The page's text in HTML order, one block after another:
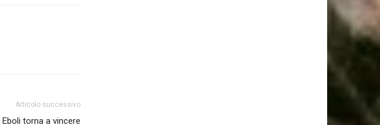
Articolo successivo
torna a vincere